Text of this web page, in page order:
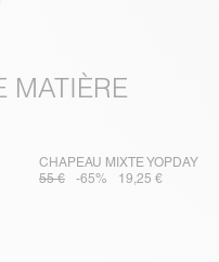
MATIÈRE
CHAPEAU MIXTE YOPDAY
55 €
-65% 19,25 €